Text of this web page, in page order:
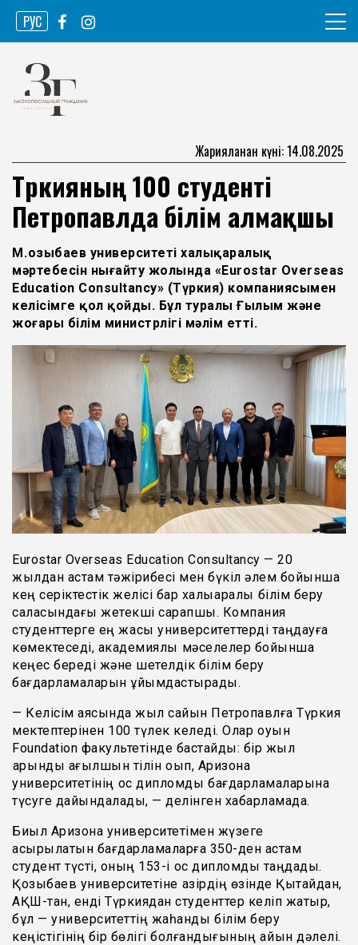
Skip
content
РУС
Законопослушный гражданин
Жарияланған күні: 14.08.2025
Түркияның 100 студенті
Петропавлда білім алмақшы
М.Қозыбаев университеті халықаралық
мәртебесін нығайту жолында «Eurostar Overseas
Education Consultancy» (Түркия) компаниясымен
келісімге қол қойды. Бұл туралы Ғылым және
жоғары білім министрлігі мәлім етті.
Eurostar Overseas Education Consultancy — 20
жылдан астам тәжірибесі мен бүкіл әлем бойынша
кең серіктестік желісі бар халықаралық білім беру
саласындағы жетекші сарапшы. Компания
студенттерге ең жақсы университеттерді таңдауға
көмектеседі, академиялық мәселелер бойынша
кеңес береді және шетелдік білім беру
бағдарламаларын ұйымдастырады.
— Келісім аясында жыл сайын Петропавлға Түркия
мектептерінен 100 түлек келеді. Олар оқуын
Foundation факультетінде бастайды: бір жыл
қарқынды ағылшын тілін оқып, Аризона
университетінің қос дипломдық бағдарламаларына
түсуге дайындалады, — делінген хабарламада.
Биыл Аризона университетімен жүзеге
асырылатын бағдарламаларға 350-ден астам
студент түсті, оның 153-і қос дипломды таңдады.
Қозыбаев университетіне қазірдің өзінде Қытайдан,
АҚШ-тан, енді Түркиядан студенттер келіп жатыр,
бұл — университеттің жаһандық білім беру
кеңістігінің бір бөлігі болғандығының айқын дәлелі.